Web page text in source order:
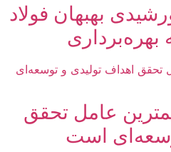
بهبهان فولاد
بهره‌برداری
عامل تحقق
است